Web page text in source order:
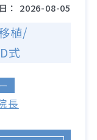
： 2026-08-05
植/
式
長